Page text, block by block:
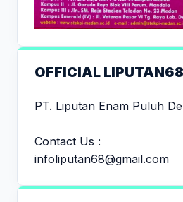
OFFICIAL LIPUTAN68
PT. Liputan Enam Puluh
Contact Us :
infoliputan68@gmail.com